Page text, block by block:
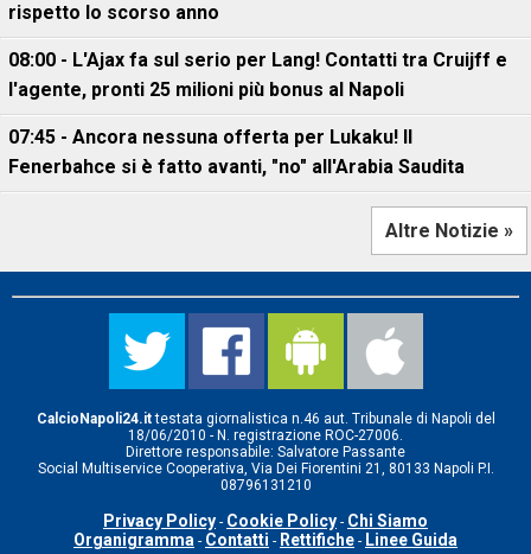
rispetto lo scorso anno
08:00 - L'Ajax fa sul serio per Lang! Contatti tra Cruijff e
l'agente, pronti 25 milioni più bonus al Napoli
07:45 - Ancora nessuna offerta per Lukaku! Il
Fenerbahce si è fatto avanti, "no" all'Arabia Saudita
Altre Notizie »
CalcioNapoli24.ittestata giornalistica n.46 aut. Tribunale di Napoli del
18/06/2010 - N. registrazione ROC-27006.
Direttore responsabile: Salvatore Passante
Social Multiservice Cooperativa, Via Dei Fiorentini 21, 80133 Napoli P.I.
08796131210
Privacy Policy - Cookie Policy - Chi Siamo
Organigramma - Contatti - Rettifiche - Linee Guida